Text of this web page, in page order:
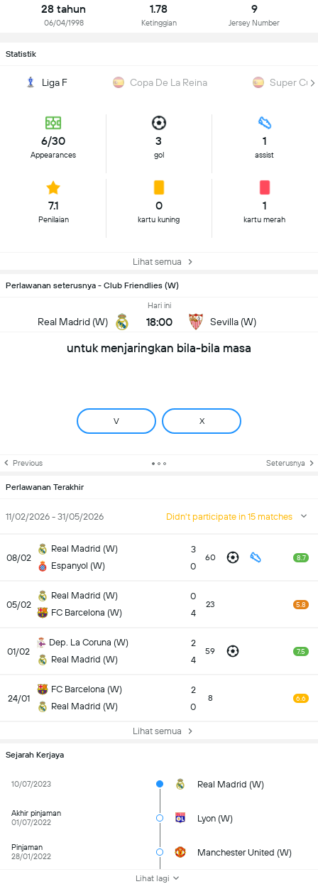
28 tahun
06/04/1998
1.78
Ketinggian
9
Jersey Number
Statistik
Liga F Copa De La Reina Super
6/30
Appearances
3
gol
1
assist
7.1
Penilaian
0
kartu kuning
1
kartu merah
Lihat semua
Perlawanan seterusnya - Club Friendlies (W)
Real Madrid (W)
Hari ini
18:00 Sevilla (W)
untuk menjaringkan bila-bila masa
V X
Previous Seterusnya
Perlawanan Terakhir
11/02/2026 - 31/05/2026 Didn't participate in 15 matches
08/02
Real Madrid (W)
Espanyol (W)
3
0
60 8.7
05/02
Real Madrid (W)
FC Barcelona (W)
0
4
23 5.8
01/02
Dep. La Coruna (W)
Real Madrid (W)
2
4
59 7.5
24/01
FC Barcelona (W)
Real Madrid (W)
2
0
8 6.6
Lihat semua
Sejarah Kerjaya
10/07/2023 Real Madrid (W)
Akhir pinjaman
01/07/2022
Lyon (W)
Pinjaman
28/01/2022
Manchester United (W)
Lihat lagi